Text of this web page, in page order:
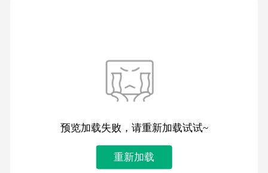
预览加载失败，请重新加载试试~
重新加载